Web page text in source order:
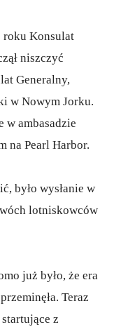
roku Konsulat
niszczyć
Generalny,
w Nowym Jorku.
w ambasadzie
na Pearl Harbor.
było wysłanie w
lotniskowców
już było, że era
Teraz
z